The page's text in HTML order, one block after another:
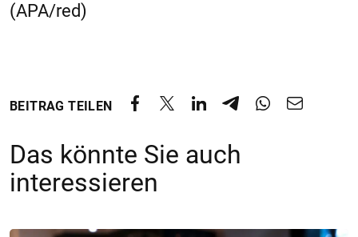
(APA/red)
BEITRAG TEILEN
Das könnte Sie auch
interessieren